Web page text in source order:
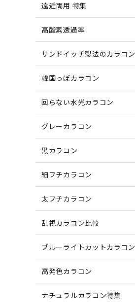
遠近両用 特集
高酸素透過率
サンドイッチ製法のカラコン
韓国っぽカラコン
回らない水光カラコン
グレーカラコン
黒カラコン
細フチカラコン
太フチカラコン
乱視カラコン比較
ブルーライトカットカラコン
高発色カラコン
ナチュラルカラコン特集